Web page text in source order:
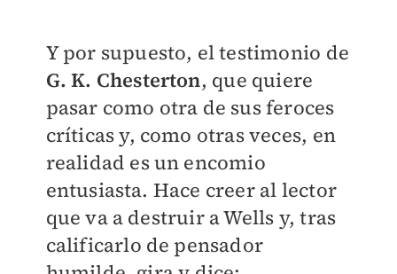
Y por supuesto, el testimonio de
G. K. Chesterton, que quiere
pasar como otra de sus feroces
críticas y, como otras veces, en
realidad es un encomio
entusiasta. Hace creer al lector
que va a destruir a Wells y, tras
calificarlo de pensador